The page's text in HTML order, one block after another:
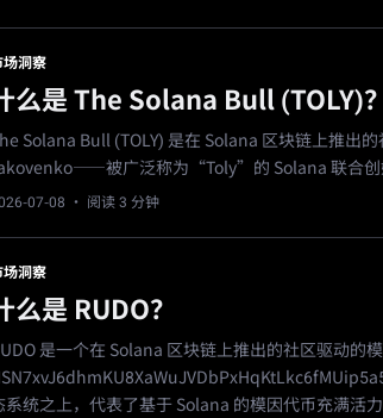
场洞察
么是 The Solana Bull (TOLY)？
Solana Bull (TOLY) 是在 Solana 区块链上推出
被广泛称为“Toly”的 Solana 联合创
07-08 · 阅读 3 分钟
场洞察
么是 RUDO？
是一个在 Solana 区块链上推出的社区驱动的
系统之上，代表了基于 Solana 的模因代币充满活